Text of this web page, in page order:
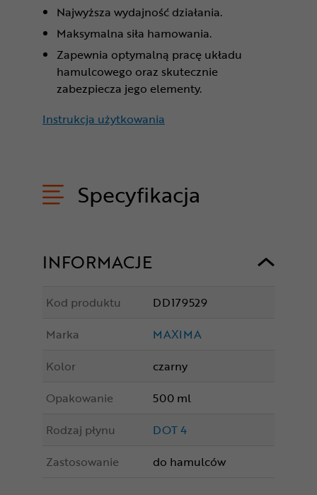
Najwyższa wydajność działania.
Maksymalna siła hamowania.
Zapewnia optymalną pracę układu
hamulcowego oraz skutecznie
zabezpiecza jego elementy.
Instrukcja użytkowania
Specyfikacja
INFORMACJE
Kod produktu
DD179529
Marka
MAXIMA
Kolor
czarny
Opakowanie
500 ml
Rodzaj płynu
DOT 4
Zastosowanie
do hamulców